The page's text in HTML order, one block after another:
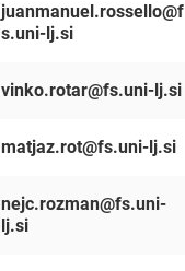
juanmanuel.rossello@f
s.uni-lj.si
vinko.rotar@fs.uni-lj.si
matjaz.rot@fs.uni-lj.si
nejc.rozman@fs.uni-
lj.si